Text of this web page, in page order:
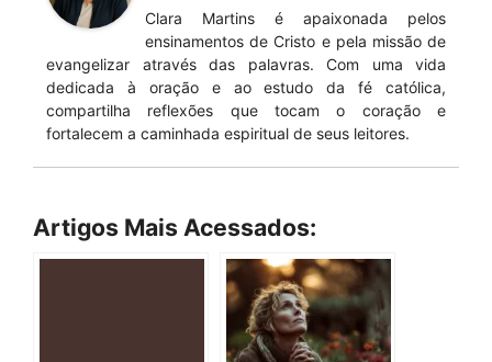
Clara Martins é apaixonada pelos
ensinamentos de Cristo e pela missão de
evangelizar através das palavras. Com uma vida
dedicada à oração e ao estudo da fé católica,
compartilha reflexões que tocam o coração e
fortalecem a caminhada espiritual de seus leitores.
Artigos Mais Acessados: